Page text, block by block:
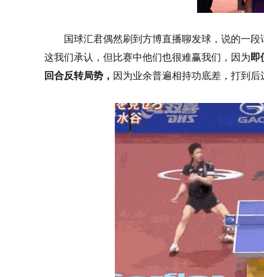
国球汇君偶然刷到方博直播聊发球，说的一
这我们承认，但比赛中他们也很难赢我们，因为即
回合反转局势， 因为业余普遍相持功底差，打到